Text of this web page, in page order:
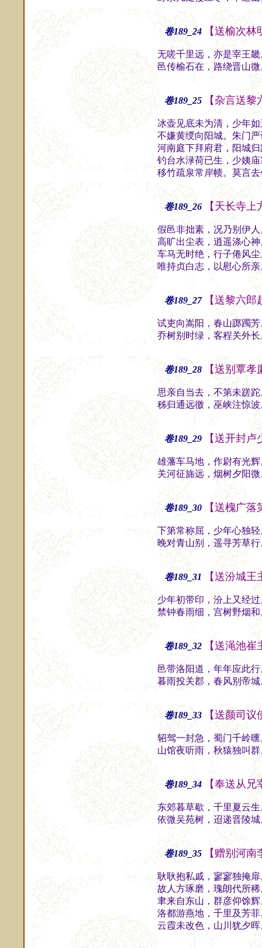
卷189_24 【送榆次林
无嗟千里远，亦是宰王
邑传榆石在，路绕晋山
卷189_25 【杂言送
冰壶见底未为清，少年
不嫌黄绶向阳城。朱门
河南庭下拜府君，阳城
钓台水渌荷已生，少姨
移竹疏泉常岸帻。莫言
卷189_26 【天长寺
假邑非拙素，况乃别伊
高旷出尘表，逍遥涤心
车马无时绝，行子倦风
唯持贞白志，以慰心所亲
卷189_27 【送黎六
试吏向嵩阳，春山踯躅
乔树别时绿，客程关外
卷189_28 【送别覃孝
思亲自当去，不第未蹉
秭归通远徼，巫峡注惊
卷189_29 【送开封卢
雄藩车马地，作尉有光
关河征旆远，烟树夕阳
卷189_30 【送槐广
下第常称屈，少年心独
晚对青山别，遥寻芳草
卷189_31 【送汾城王
少年初带印，汾上又经
禁钟春雨细，宫树野烟
卷189_32 【送渑池崔
邑带洛阳道，年年应此
暮雨投关郡，春风别帝
卷189_33 【送颜司
轺驾一封急，蜀门千岭
山馆夜听雨，秋猿独叫
卷189_34 【奉送从
东郊暮草歇，千里夏云
依微吴苑树，迢递晋陵
卷189_35 【赠别河
耿耿抱私戚，寥寥独掩
故人方琢磨，瑰朗代所
聿来自东山，群彦仰馀
洛都游燕地，千里及芳
云霞未改色，山川犹夕